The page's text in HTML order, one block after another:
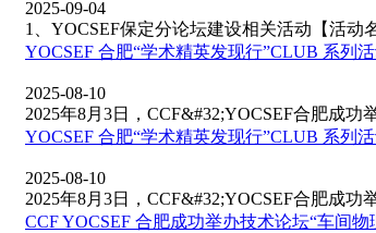
2025-09-04
1、YOCSEF保定分论坛建设相关活动【活动
YOCSEF 合肥“学术精英发现行”CLUB 系列
2025-08-10
2025年8月3日，CCF&#32;YOCSEF合肥成功
YOCSEF 合肥“学术精英发现行”CLUB 系列
2025-08-10
2025年8月3日，CCF&#32;YOCSEF合肥成功
CCF YOCSEF 合肥成功举办技术论坛“车间